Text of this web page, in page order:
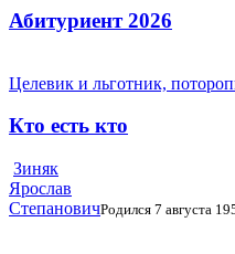
Абитуриент 2026
Целевик и льготник,
Кто есть кто
Зиняк
Ярослав
СтепановичРодился 7 августа